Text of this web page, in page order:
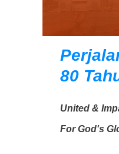
80
United &
For God's